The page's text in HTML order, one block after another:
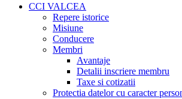
CCI VALCEA
Repere istorice
Misiune
Conducere
Membri
Avantaje
Detalii inscriere membru
Taxe si cotizatii
Protectia datelor cu caracter